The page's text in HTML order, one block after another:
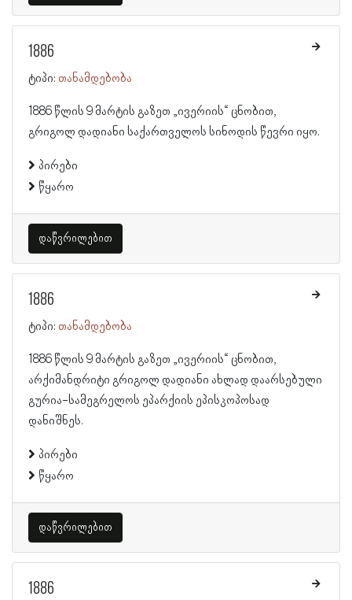
1886
ტიპი: თანამდებობა
1886 წლის 9 მარტის გაზეთ „ივერიის“ ცნობით,
გრიგოლ დადიანი საქართველოს სინოდის წევრი იყო.
პირები
წყარო
დაწვრილებით
1886
ტიპი: თანამდებობა
1886 წლის 9 მარტის გაზეთ „ივერიის“ ცნობით,
არქიმანდრიტი გრიგოლ დადიანი ახლად დაარსებული
გურია-სამეგრელოს ეპარქიის ეპისკოპოსად
დანიშნეს.
პირები
წყარო
დაწვრილებით
1886